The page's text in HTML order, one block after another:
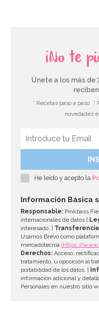
¡No te
Únete a los más de
* Recetas paso a paso *
novedades
He leído y acepto la
Información Básica
Responsable: Pinkbass
internacionales de datos |
interesado. |
Usamos Brevo como
mercadotecnia(https://
Derechos: Acceso,
tratamiento, u oposición al
portabilidad de los datos. |
información adicional y
Personales en nuestro sitio